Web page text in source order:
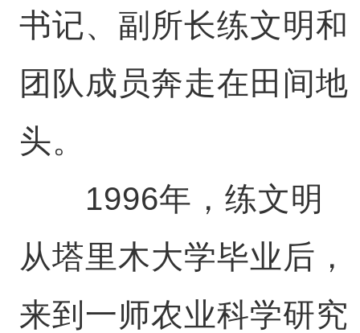
书记、副所长练文明和
团队成员奔走在田间地
头。
1996年，练文明
从塔里木大学毕业后，
来到一师农业科学研究